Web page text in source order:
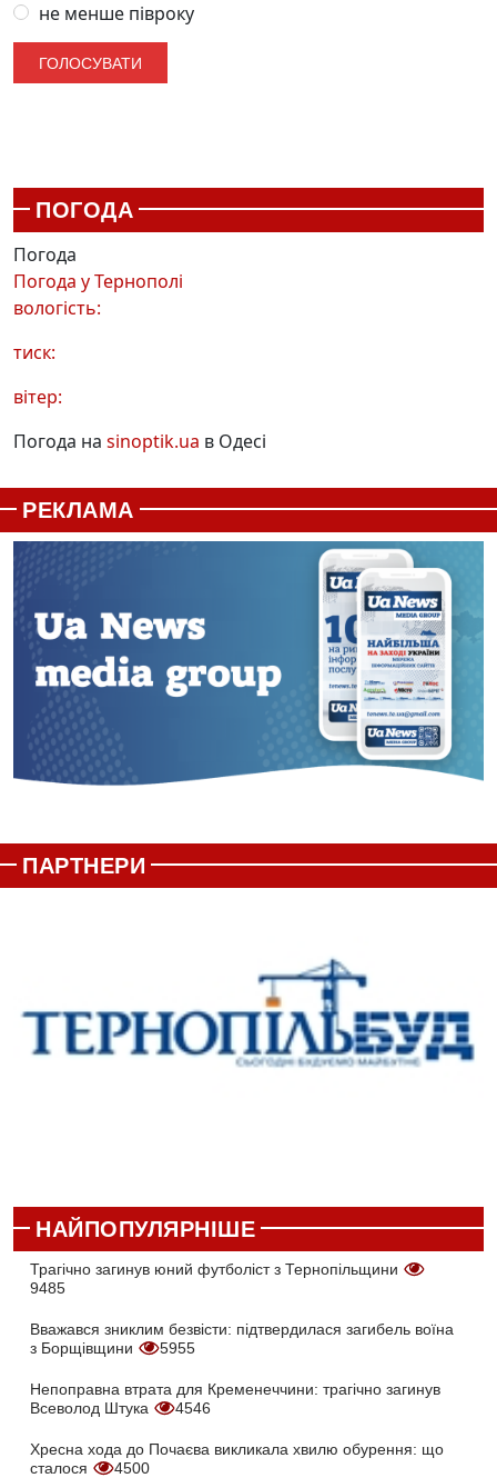
не менше півроку
ПОГОДА
Погода
Погода уТернополі
вологість:
тиск:
вітер:
Погода на sinoptik.ua в Одесі
РЕКЛАМА
ПАРТНЕРИ
НАЙПОПУЛЯРНІШЕ
Трагічно загинув юний футболіст з Тернопільщини
9485
Вважався зниклим безвісти: підтвердилася загибель воїна
з Борщівщини
5955
Непоправна втрата для Кременеччини: трагічно загинув
Всеволод Штука
4546
Хресна хода до Почаєва викликала хвилю обурення: що
сталося
4500